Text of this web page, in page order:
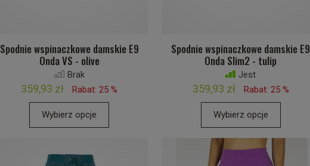
Spodnie wspinaczkowe damskie E9
Onda VS - olive
Brak
359,93 zł Rabat: 25 %
Wybierz opcje
Spodnie wspinaczkowe damskie E9
Onda Slim2 - tulip
Jest
359,93 zł Rabat: 25 %
Wybierz opcje